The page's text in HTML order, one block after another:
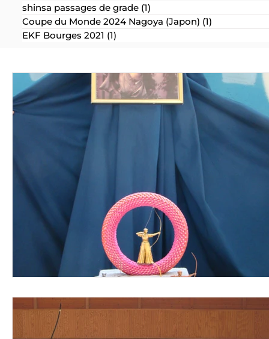
shinsa passages de grade (1)
Coupe du Monde 2024 Nagoya (Japon) (1)
EKF Bourges 2021 (1)